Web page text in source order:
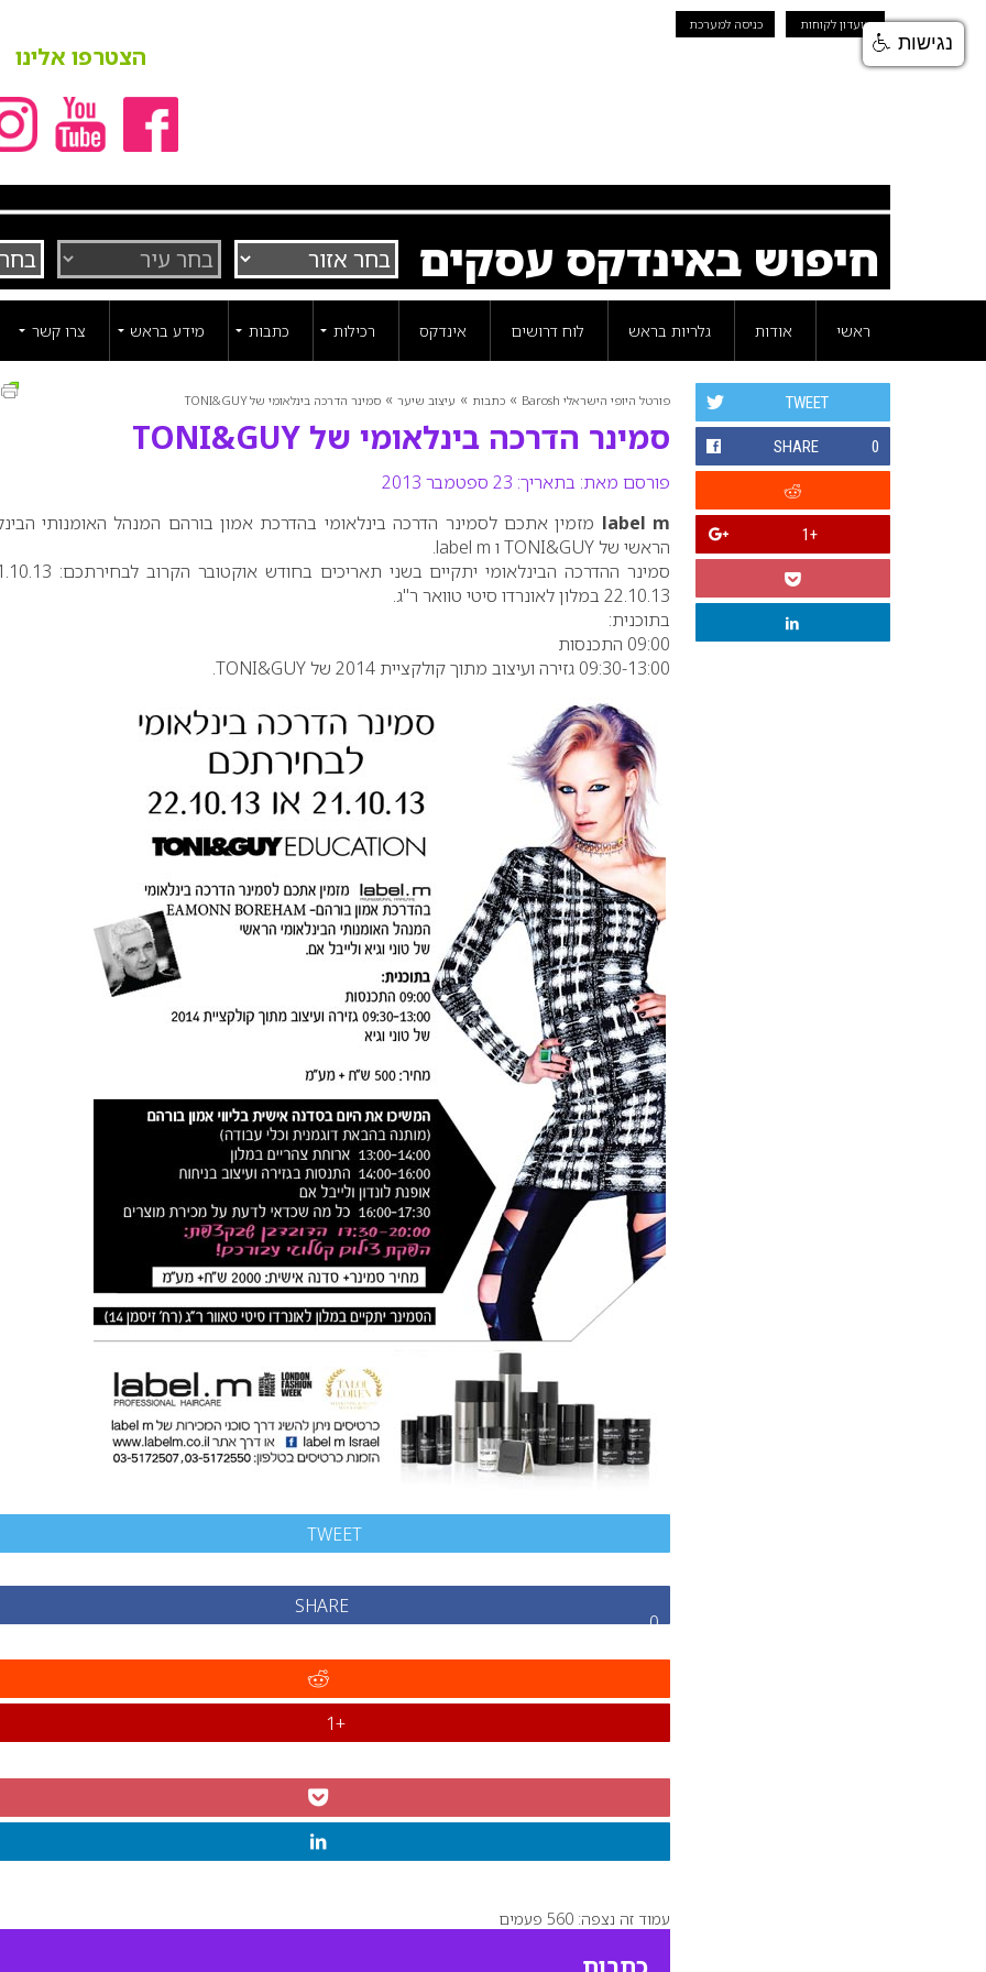
מועדון לקוחות כניסה למערכת
הצטרפו אלינו
חיפוש באינדקס עסקים
ראשי אודות גלריות בראש לוח דרושים אינדקס רכילות כתבות מידע בראש צרו קשר
פורטל היופי הישראלי Barosh » כתבות » עיצוב שיער » סמינר הדרכה בינלאומי של TONI&GUY
סמינר הדרכה בינלאומי של TONI&GUY
פורסם מאת: בתאריך: 23 ספטמבר 2013
TWEET
SHARE 0
+1
label m מזמין אתכם לסמינר הדרכה בינלאומי בהדרכת אמון בורהם המנהל האומנותי
הראשי של TONI&GUY ו label m.
22.10.13 במלון לאונרדו סיטי טוואר ר"ג.
בתוכנית:
09:00 התכנסות
09:30-13:00 גזירה ועיצוב מתוך קולקציית 2014 של TONI&GUY.
TWEET
SHARE
0
+1
עמוד זה נצפה: 560 פעמים
נגישות